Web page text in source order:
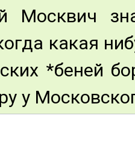
Москвич
какая
*беней
у